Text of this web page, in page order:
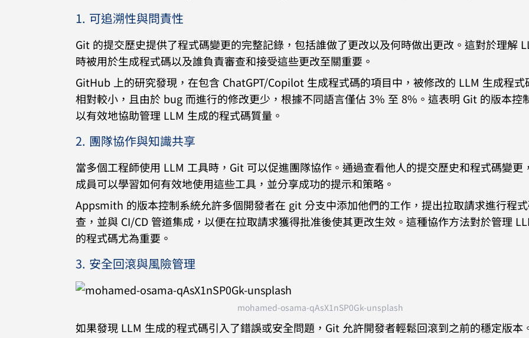
1. 可追溯性與問責性
Git 的提交歷史提供了程式碼變更的完整記錄，包括誰做了更改以及何時做出更改。這對於理解
時被用於生成程式碼以及誰負責審查和接受這些更改至關重要。
GitHub 上的研究發現，在包含 ChatGPT/Copilot 生成程式碼的項目中，被修改的 LLM 生成程式
相對較小，且由於 bug 而進行的修改更少，根據不同語言僅佔 3% 至 8%。這表明 Git 的版本控
以有效地協助管理 LLM 生成的程式碼質量。
2. 團隊協作與知識共享
當多個工程師使用 LLM 工具時，Git 可以促進團隊協作。通過查看他人的提交歷史和程式碼變更
成員可以學習如何有效地使用這些工具，並分享成功的提示和策略。
Appsmith 的版本控制系統允許多個開發者在 git 分支中添加他們的工作，提出拉取請求進行程
查，並與 CI/CD 管道集成，以便在拉取請求獲得批准後使其更改生效。這種協作方法對於管理
的程式碼尤為重要。
3. 安全回滾與風險管理
mohamed-osama-qAsX1nSP0Gk-unsplash
如果發現 LLM 生成的程式碼引入了錯誤或安全問題，Git 允許開發者輕鬆回滾到之前的穩定版本